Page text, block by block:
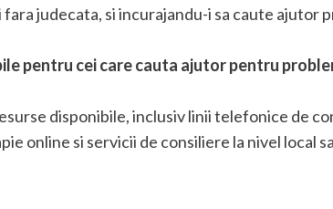
judecata, si incurajandu-i sa caute ajutor
pentru cei care cauta ajutor pentru
disponibile, inclusiv linii telefonice de
online si servicii de consiliere la nivel local